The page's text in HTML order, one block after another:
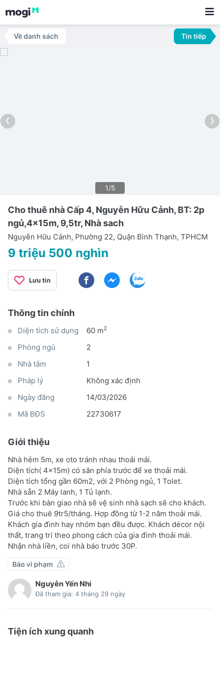
Về danh sách Tin tiếp
‹ ›
1/5
Cho thuê nhà Cấp 4, Nguyễn Hữu Cảnh, BT: 2p
ngủ,4x15m, 9,5tr, Nhà sach
Nguyễn Hữu Cảnh, Phường 22, Quận Bình Thạnh, TPHCM
9 triệu 500 nghìn
Lưu tin
Thông tin chính
Diện tích sử dụng 60 m2
Phòng ngủ
2
Nhà tắm
1
Pháp lý
Không xác định
Ngày đăng
14/03/2026
Mã BĐS
22730617
Giới thiệu
Nhà hẻm 5m, xe oto tránh nhau thoải mái.
Diện tích( 4x15m) có sân phía trước để xe thoải mái.
Diện tích tổng gần 60m2, với 2 Phòng ngủ, 1 Tolet.
Nhà sẵn 2 Máy lanh, 1 Tủ lạnh.
Trước khi bàn giao nhà sẽ vệ sinh nhà sạch sẽ cho khách.
Giá cho thuê 9tr5/tháng. Hợp đồng từ 1-2 năm thoải mái.
Khách gia đình hay nhóm bạn đều được. Khách décor nội
thất, trang trí theo phong cách của gia đình thoải mái.
Nhận nhà liền, coi nhà báo trước 30P.
Báo vi phạm
Nguyễn Yến Nhi
Đã tham gia: 4 tháng 29 ngày
Tiện ích xung quanh